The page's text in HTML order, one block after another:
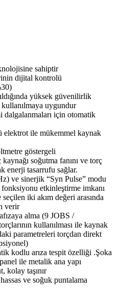
sahiptir
dijital kontrolü
yüksek güvenilirlik
uygundur
dalgalanmaları için otomatik
ile mükemmel kaynak
göstergeli
soğutma fanını ve torç
enerji tasarrufu sağlar.
ve sinerjik “Syn Pulse” modu
etkinleştirme imkanı
iki akım değeri arasında
verir
alma (9 JOBS /
kullanılması ile kaynak
parametreleri torçdan direkt
kodlu arıza tespit özelliği .Şoka
ile metalik ana yapı
kolay taşınır
ve soğuk puntalama